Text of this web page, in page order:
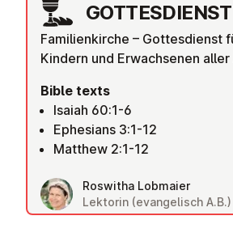
GOTTES­DI­ENST
Familienkirche – Gottesdienst
Kindern und Erwachsenen
Bible texts
Isaiah 60:1-6
Ephesians 3:1-12
Matthew 2:1-12
Roswitha Lobmaier
Lektorin (evangelisch A.B.)